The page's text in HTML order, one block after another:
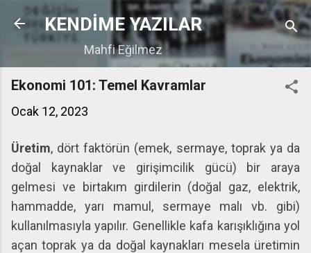
Ana içeriğe atla
KENDİME YAZILAR
Mahfi Eğilmez
Ekonomi 101: Temel Kavramlar
Ocak 12, 2023
Üretim, dört faktörün (emek, sermaye, toprak ya da
doğal kaynaklar ve girişimcilik gücü) bir araya
gelmesi ve birtakım girdilerin (doğal gaz, elektrik,
hammadde, yarı mamul, sermaye malı vb. gibi)
kullanılmasıyla yapılır. Genellikle kafa karışıklığına yol
açan toprak ya da doğal kaynakları mesela üretimin